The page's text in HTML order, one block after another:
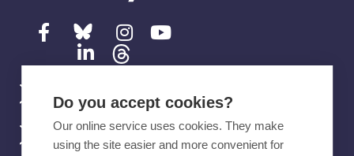
Ota yhteyttä
Do you accept cookies?
Our online service uses cookies. They make
using the site easier and more convenient for